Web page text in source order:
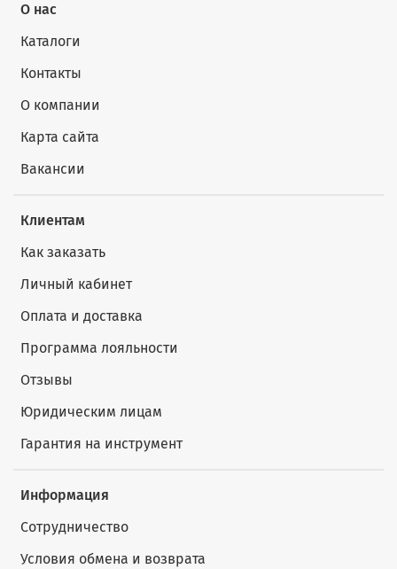
О нас
Каталоги
Контакты
О компании
Карта сайта
Вакансии
Клиентам
Как заказать
Личный кабинет
Оплата и доставка
Программа лояльности
Отзывы
Юридическим лицам
Гарантия на инструмент
Информация
Сотрудничество
Условия обмена и возврата